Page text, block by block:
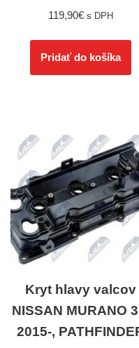
119,90€ s DPH
Pridať do košíka
Kryt hlavy valcov
NISSAN MURANO
2015-,